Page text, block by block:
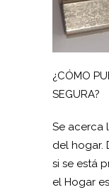
¿CÓMO
SEGURA?
Se acerca
del hogar.
si se está
el Hogar